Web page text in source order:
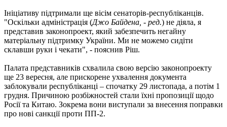
Ініціативу підтримали ще вісім сенаторів-республіканців.
"Оскільки адміністрація (Джо Байдена, - ред.) не діяла, я
представив законопроект, який забезпечить негайну
матеріальну підтримку України. Ми не можемо сидіти
склавши руки і чекати", - пояснив Ріш.
Палата представників схвалила свою версію законопроекту
ще 23 вересня, але прискорене ухвалення документа
заблокували республіканці – спочатку 29 листопада, а потім 1
грудня. Причиною розбіжностей стали їхні пропозиції щодо
Росії та Китаю. Зокрема вони виступали за внесення поправки
про нові санкції проти ПП-2.